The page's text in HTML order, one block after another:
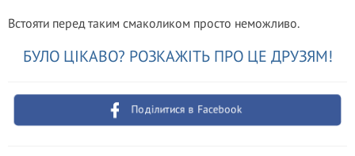
Встояти перед таким смаколиком просто неможливо.
БУЛО ЦІКАВО? РОЗКАЖІТЬ ПРО ЦЕ ДРУЗЯМ!
Поділитися в Facebook